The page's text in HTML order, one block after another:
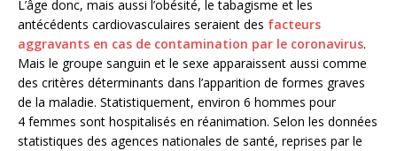
L’âge donc, mais aussi l’obésité, le tabagisme et les
antécédents cardiovasculaires seraient des facteurs
aggravants en cas de contamination par le coronavirus.
Mais le groupe sanguin et le sexe apparaissent aussi comme
des critères déterminants dans l’apparition de formes graves
de la maladie. Statistiquement, environ 6 hommes pour
4 femmes sont hospitalisés en réanimation. Selon les données
statistiques des agences nationales de santé, reprises par le